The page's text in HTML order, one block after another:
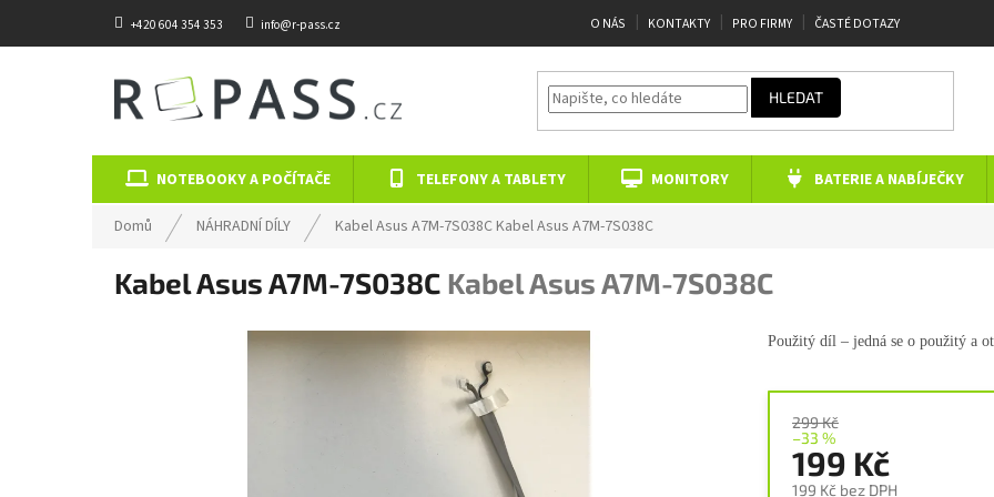
+420 604 354 353 info@r-pass.cz O NÁS KONTAKTY PRO FIRMY ČASTÉ DOTAZY
HLEDAT
NOTEBOOKY A POČÍTAČE TELEFONY A TABLETY MONITORY BATERIE A NABÍJEČKY
Domů NÁHRADNÍ DÍLY Kabel Asus A7M-7S038CKabel Asus A7M-7S038C
Kabel Asus A7M-7S038C Kabel Asus A7M-7S038C
299 Kč
–33 %
199 Kč
199 Kč bez DPH
Použitý díl – jedná se o použitý a